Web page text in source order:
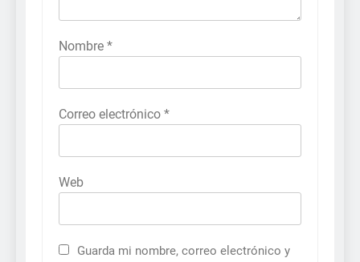
Nombre *
Correo electrónico *
Web
Guarda mi nombre, correo electrónico y